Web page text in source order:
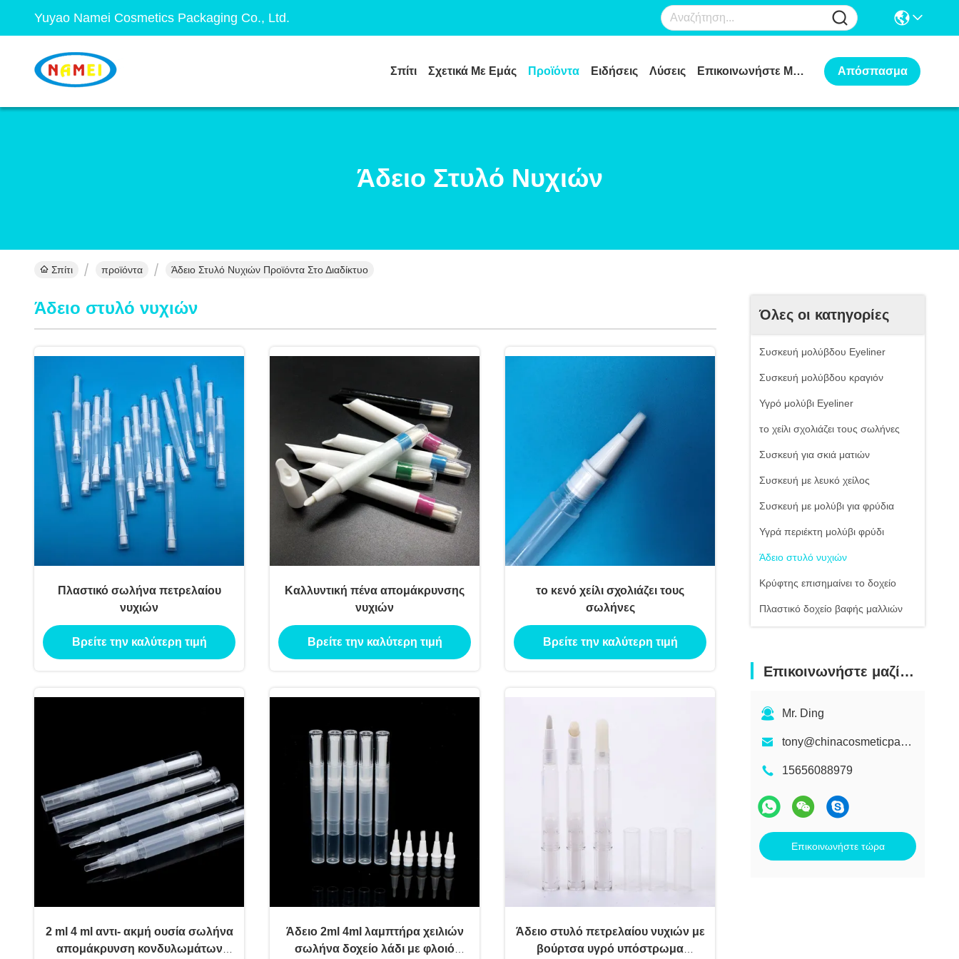
Yuyao Namei Cosmetics Packaging Co., Ltd.
Σπίτι Σχετικά Με Εμάς Προϊόντα Ειδήσεις Λύσεις Επικοινωνήστε Μαζί Μας Απόσπασμα
Άδειο Στυλό Νυχιών
Σπίτι προϊόντα Άδειο Στυλό Νυχιών Προϊόντα Στο Διαδίκτυο
Όλες οι κατηγορίες
Συσκευή μολύβδου Eyeliner
Συσκευή μολύβδου κραγιόν
Υγρό μολύβι Eyeliner
το χείλι σχολιάζει τους σωλήνες
Συσκευή για σκιά ματιών
Συσκευή με λευκό χείλος
Συσκευή με μολύβι για φρύδια
Υγρά περιέκτη μολύβι φρύδι
Άδειο στυλό νυχιών
Κρύφτης επισημαίνει το δοχείο
Πλαστικό δοχείο βαφής μαλλιών
Επικοινωνήστε μαζί μας
Mr. Ding
tony@chinacosmeticpackaging.com
15656088979
Επικοινωνήστε τώρα
Άδειο στυλό νυχιών
Πλαστικό σωλήνα πετρελαίου
νυχιών
Βρείτε την καλύτερη τιμή
Καλλυντική πένα απομάκρυνσης
νυχιών
Βρείτε την καλύτερη τιμή
το κενό χείλι σχολιάζει τους
σωλήνες
Βρείτε την καλύτερη τιμή
2 ml 4 ml αντι- ακμή ουσία σωλήνα
απομάκρυνση κονδυλωμάτων
Άδειο 2ml 4ml λαμπτήρα χειλιών
σωλήνα δοχείο λάδι με φλοιό
Άδειο στυλό πετρελαίου νυχιών με
βούρτσα υγρό υπόστρωμα